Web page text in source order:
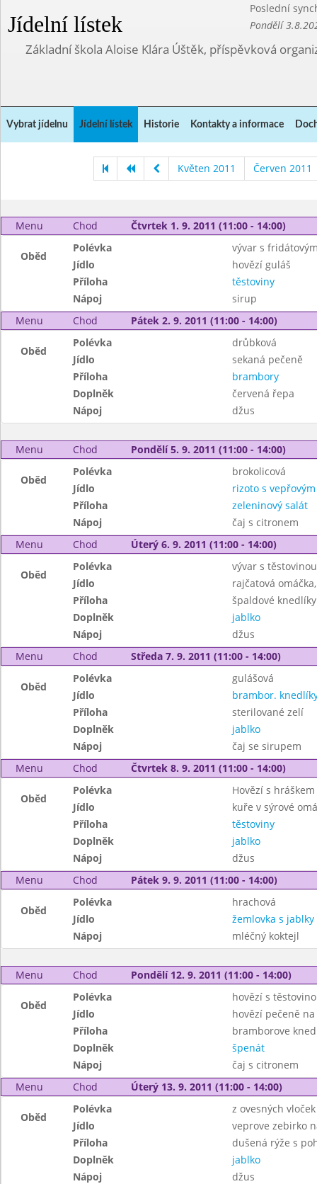
Jídelní lístek
Poslední
Pondělí
Základní škola Aloise Klára Úštěk, příspěvková
Vybrat jídelnu Jídelní lístek Historie Kontakty a informace
Květen 2011 Červen 2011
Menu Chod Čtvrtek 1. 9. 2011 (11:00 - 14:00)
Oběd
Polévka
vývar s
Jídlo
hovězí guláš
Příloha
těstoviny
Nápoj
sirup
Menu
Chod Pátek 2. 9. 2011 (11:00 - 14:00)
Oběd
Polévka
drůbková
Jídlo
sekaná pečeně
Příloha
brambory
Doplněk
červená řepa
Nápoj
džus
Menu Chod Pondělí 5. 9. 2011 (11:00 - 14:00)
Oběd
Polévka
brokolicová
Jídlo
rizoto s
Příloha
zeleninový salát
Nápoj
čaj s citronem
Menu
Chod Úterý 6. 9. 2011 (11:00 - 14:00)
Oběd
Polévka
vývar s těstovinou
Jídlo
rajčatová
Příloha
špaldové knedlíky
Doplněk
jablko
Nápoj
džus
Menu
Chod Středa 7. 9. 2011 (11:00 - 14:00)
Oběd
Polévka
gulášová
Jídlo
brambor.
Příloha
sterilované zelí
Doplněk
jablko
Nápoj
čaj se sirupem
Menu
Chod Čtvrtek 8. 9. 2011 (11:00 - 14:00)
Oběd
Polévka
Hovězí s
Jídlo
kuře v sýrové
Příloha
těstoviny
Doplněk
jablko
Nápoj
džus
Menu
Chod Pátek 9. 9. 2011 (11:00 - 14:00)
Oběd
Polévka
hrachová
Jídlo
žemlovka s jablky
Nápoj
mléčný koktejl
Menu Chod Pondělí 12. 9. 2011 (11:00 - 14:00)
Oběd
Polévka
hovězí s
Jídlo
hovězí pečeně
Příloha
bramborove
Doplněk
špenát
Nápoj
čaj s citronem
Menu
Chod Úterý 13. 9. 2011 (11:00 - 14:00)
Oběd
Polévka
z ovesných vloček
Jídlo
veprove zebirko
Příloha
dušená rýže s
Doplněk
jablko
Nápoj
džus